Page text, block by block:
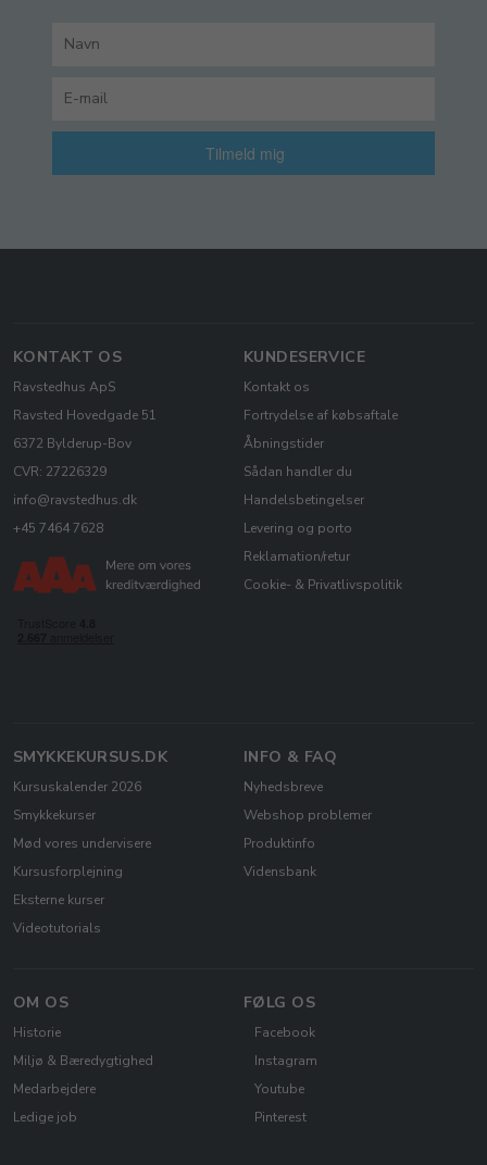
Tilmeld mig
KONTAKT OS
Ravstedhus ApS
Ravsted Hovedgade 51
6372 Bylderup-Bov
CVR: 27226329
info@ravstedhus.dk
+45 7464 7628
KUNDESERVICE
Kontakt os
Fortrydelse af købsaftale
Åbningstider
Sådan handler du
Handelsbetingelser
Levering og porto
Reklamation/retur
Cookie- & Privatlivspolitik
SMYKKEKURSUS.DK
Kursuskalender 2026
Smykkekurser
Mød vores undervisere
Kursusforplejning
Eksterne kurser
Videotutorials
INFO & FAQ
Nyhedsbreve
Webshop problemer
Produktinfo
Vidensbank
OM OS
Historie
Miljø & Bæredygtighed
Medarbejdere
Ledige job
FØLG OS
Facebook
Instagram
Youtube
Pinterest